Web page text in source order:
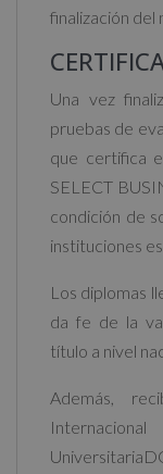
finalización del
Una vez
pruebas de
que certifica
SELECT
condición de
instituciones
Los diplomas
da fe de la
título a nivel
Además,